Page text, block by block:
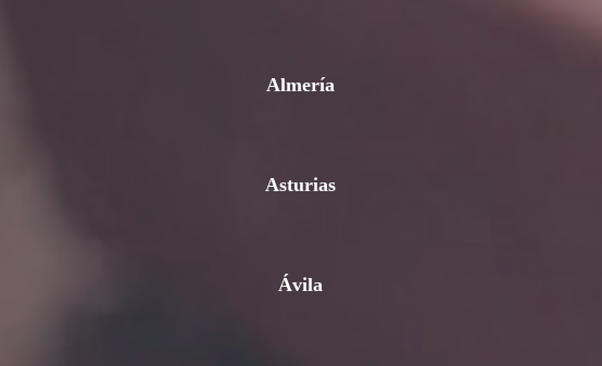
Almería
Asturias
Ávila